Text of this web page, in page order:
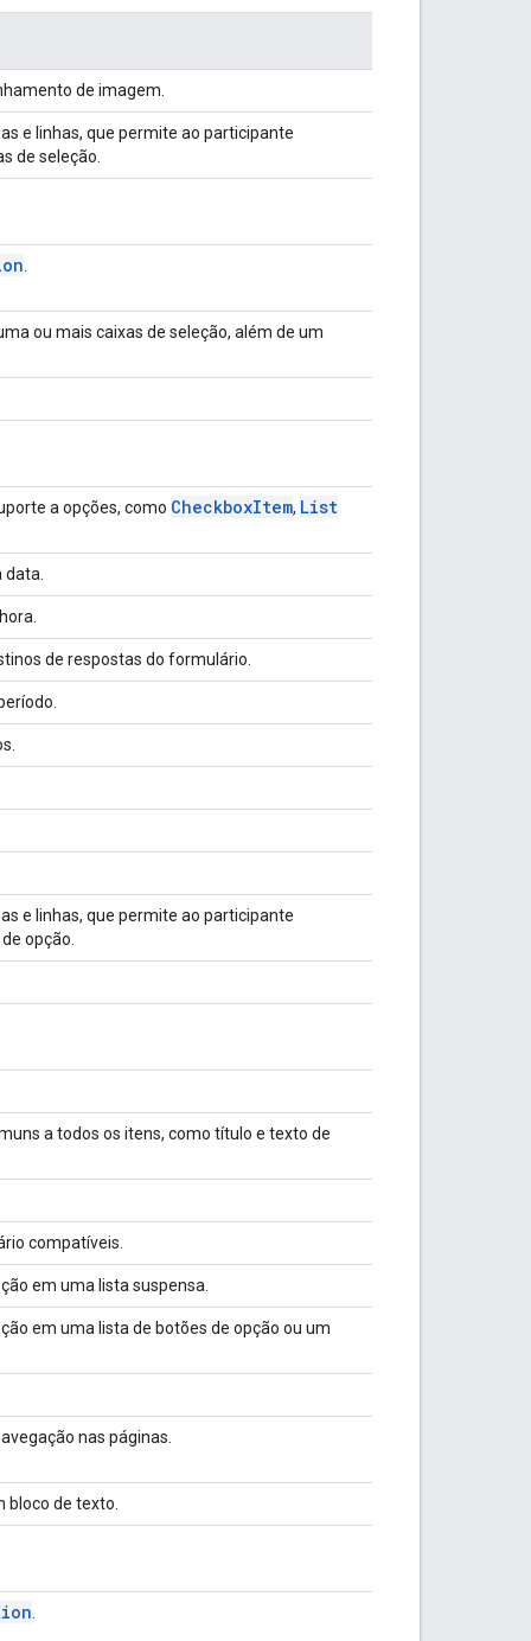
de imagem.
e linhas, que permite ao participante
de seleção.
ou mais caixas de seleção, além de um
a opções, como CheckboxItem, List
de respostas do formulário.
e linhas, que permite ao participante
opção.
a todos os itens, como título e texto de
compatíveis.
em uma lista suspensa.
em uma lista de botões de opção ou um
nas páginas.
de texto.